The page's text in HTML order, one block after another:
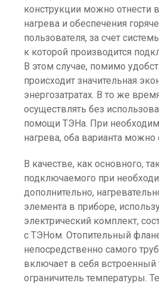
конструкции можно отнести
нагрева и обеспечения
пользователя, за счет
к которой производится
В этом случае, помимо
происходит значительная
энергозатратах. В то же
осуществлять без
помощи ТЭНа. При
нагрева, оба варианта можно
В качестве, как основного,
подключаемого при
дополнительно,
элемента в приборе,
электрический комплект,
с ТЭНом. Отопительный
непосредственно самого
включает в себя встроенный
ограничитель температуры.